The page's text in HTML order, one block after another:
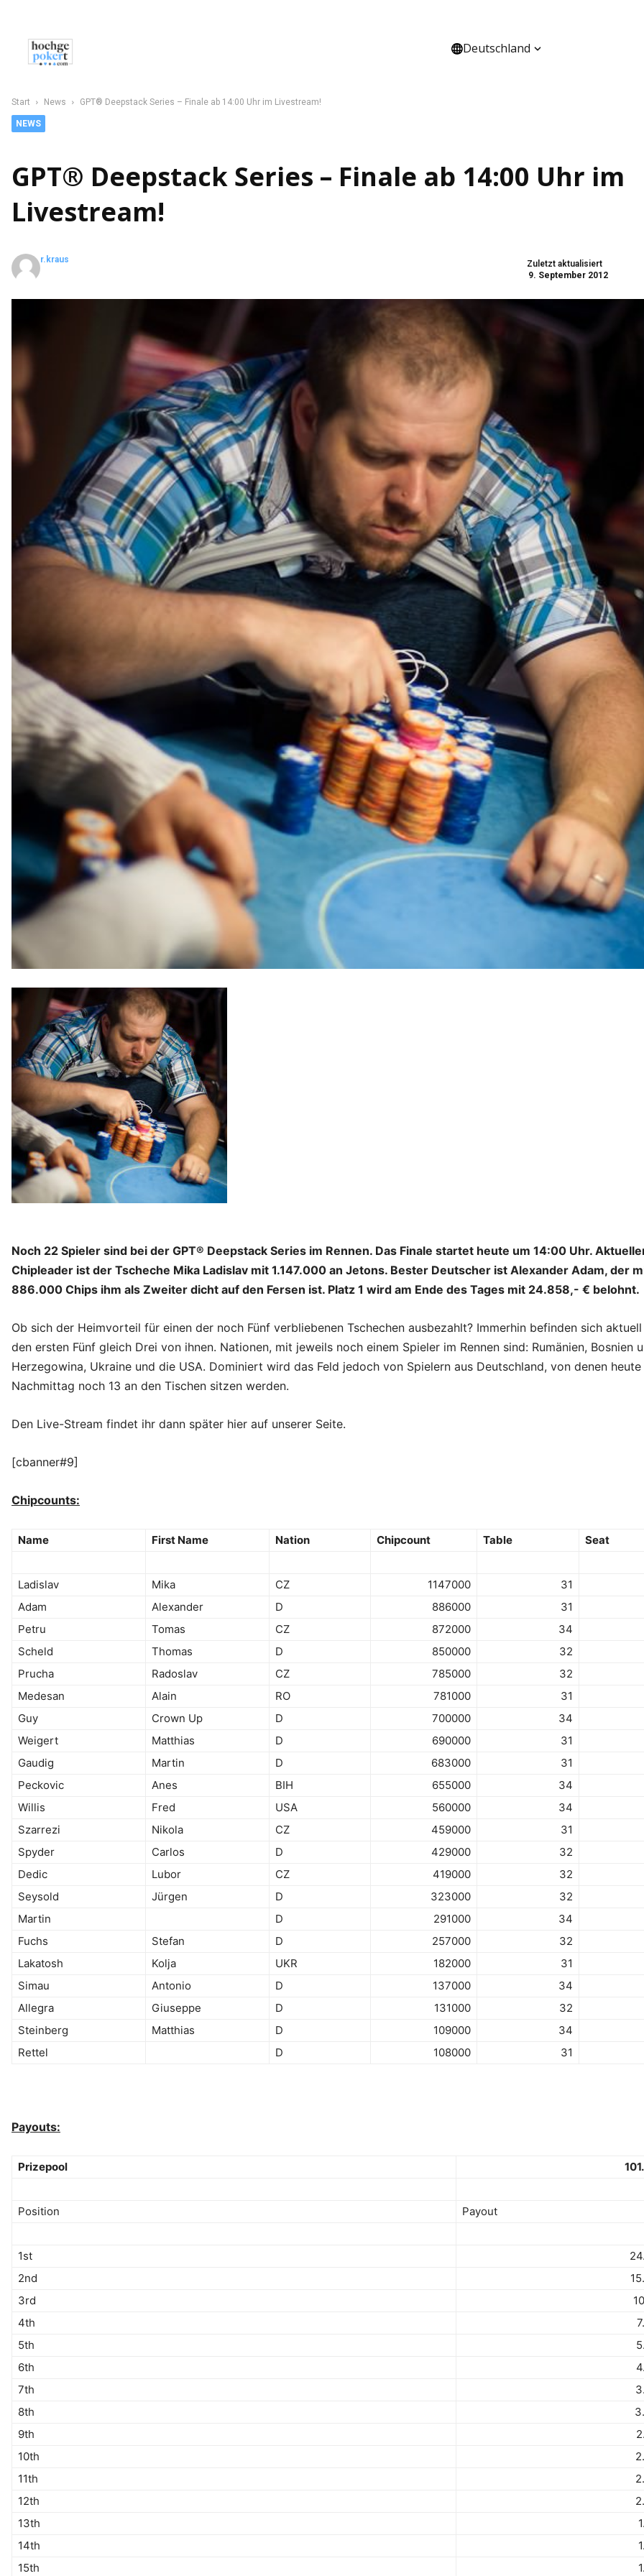
Deutschland
Start News GPT® Deepstack Series – Finale ab 14:00 Uhr im Livestream!
NEWS
GPT® Deepstack Series – Finale ab 14:00 Uhr im
Livestream!
Zuletzt aktualisiert
9. September 2012
r.kraus
Noch 22 Spieler sind bei der GPT® Deepstack Series im Rennen. Das Finale startet heute um 14:00 Uhr.
Chipleader ist der Tscheche Mika Ladislav mit 1.147.000 an Jetons. Bester Deutscher ist Alexander Adam, der
886.000 Chips ihm als Zweiter dicht auf den Fersen ist. Platz 1 wird am Ende des Tages mit 24.858,- € belohnt.
Ob sich der Heimvorteil für einen der noch Fünf verbliebenen Tschechen ausbezahlt? Immerhin befinden sich
den ersten Fünf gleich Drei von ihnen. Nationen, mit jeweils noch einem Spieler im Rennen sind: Rumänien, Bosnien
Herzegowina, Ukraine und die USA. Dominiert wird das Feld jedoch von Spielern aus Deutschland, von denen heute
Nachmittag noch 13 an den Tischen sitzen werden.
Den Live-Stream findet ihr dann später hier auf unserer Seite.
[cbanner#9]
Chipcounts:
Name First Name Nation Chipcount Table Seat
Ladislav Mika CZ 1147000
31
Adam
Alexander D 886000
31
Petru
Tomas CZ 872000
34
Scheld
Thomas D 850000
32
Prucha
Radoslav CZ 785000
32
Medesan
Alain RO 781000
31
Guy
Crown Up D 700000
34
Weigert
Matthias D 690000
31
Gaudig
Martin D 683000
31
Peckovic
Anes BIH 655000
34
Willis
Fred USA 560000
34
Szarrezi
Nikola CZ 459000
31
Spyder
Carlos D 429000
32
Dedic
Lubor CZ 419000
32
Seysold
Jürgen D 323000
32
Martin
D 291000
34
Fuchs
Stefan D 257000
32
Lakatosh
Kolja UKR 182000
31
Simau
Antonio D 137000
34
Allegra
Giuseppe D 131000
32
Steinberg
Matthias D 109000
34
Rettel
D 108000 31
Payouts:
Prizepool
Position Payout
1st
2nd
3rd
4th
5th
6th
7th
8th
9th
10th
11th
12th
13th
14th
15th